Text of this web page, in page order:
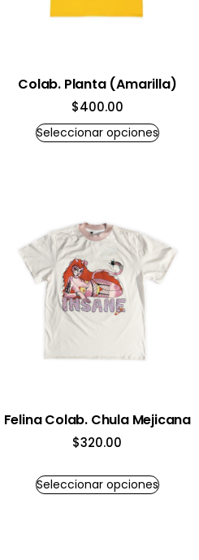
Colab. Planta (Amarilla)
$400.00
Seleccionar opciones
Felina Colab. Chula Mejicana
$320.00
Seleccionar opciones